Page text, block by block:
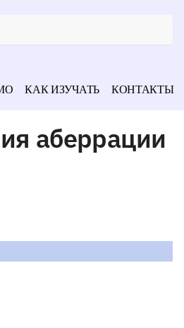
КАК ИЗУЧАТЬ КОНТАКТЫ
аберрации